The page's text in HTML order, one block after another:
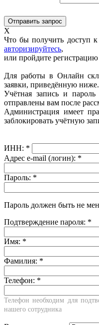
X
Что бы получить доступ
авторизируйтесь,
или пройдите
Для работы в Онлайн
заявки, приведённую ниже.
Учётная запись и пароль
отправлены вам после
Администрация имеет
заблокировать учётную
ИНН: *
Адрес e-mail (логин): *
Пароль: *
Пароль должен быть не
Подтверждение пароля: *
Имя: *
Фамилия: *
Телефон: *
Телефон необходим для
нашего сотрудника